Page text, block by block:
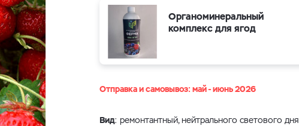
Органоминеральный
комплекс для ягод
Отправка и самовывоз: май - июнь 2026
Вид: ремонтантный, нейтрального светового дня